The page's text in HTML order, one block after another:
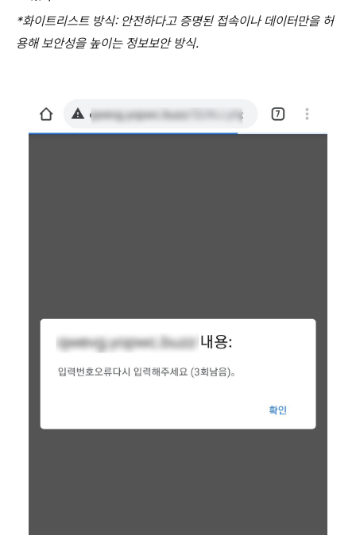
*화이트리스트 방식: 안전하다고 증명된 접속이나 데이터만을 허
용해 보안성을 높이는 정보보안 방식.